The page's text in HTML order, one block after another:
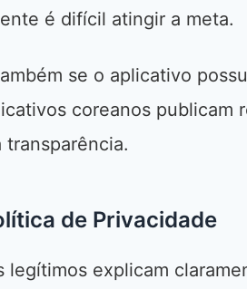
é difícil atingir a meta.
se o aplicativo
coreanos publicam
transparência.
de Privacidade
legítimos explicam